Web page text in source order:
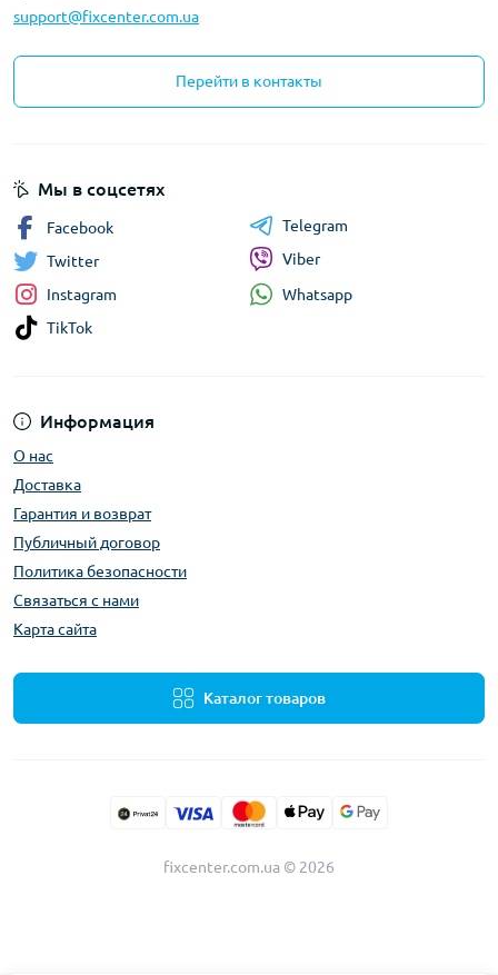
support@fixcenter.com.ua
Перейти в контакты
Информация
О нас
Доставка
Гарантия и возврат
Публичный договор
Политика безопасности
Связаться с нами
Карта сайта
Каталог товаров
Мы в соцсетях
Facebook
Twitter
Instagram
TikTok
Telegram
Viber
Whatsapp
fixcenter.com.ua © 2026